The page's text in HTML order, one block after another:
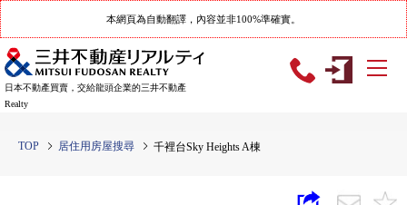
本網頁為自動翻譯，內容並非100%準確實。
日本不動產買賣，交給龍頭企業的三井不動產
Realty
TOP 居住用房屋搜尋 千裡台Sky Heights A棟